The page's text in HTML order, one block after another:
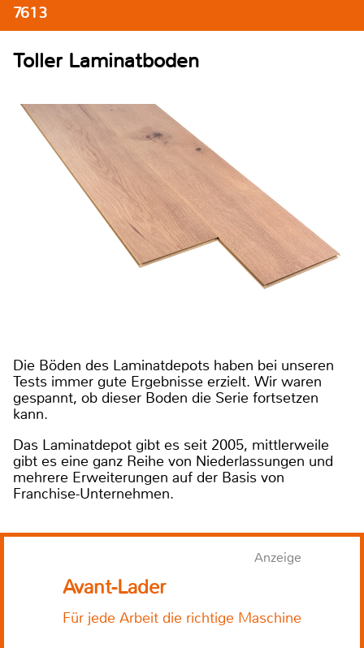
7613
Toller Laminatboden
Die Böden des Laminatdepots haben bei unseren
Tests immer gute Ergebnisse erzielt. Wir waren
gespannt, ob dieser Boden die Serie fortsetzen
kann.
Das Laminatdepot gibt es seit 2005, mittlerweile
gibt es eine ganz Reihe von Niederlassungen und
mehrere Erweiterungen auf der Basis von
Franchise-Unternehmen.
Anzeige
Avant-Lader
Für jede Arbeit die richtige Maschine